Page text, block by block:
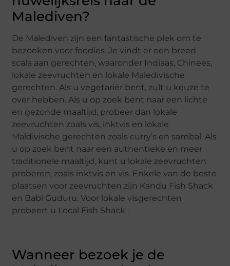
Malediven?
De Malediven zijn een fantastische plek om te
bezoeken voor foodies. Je vindt er een breed
scala aan gerechten, waaronder Indiaas, Chinees,
lokale zeevruchten en lokale Maledivische
gerechten. Als u vegetariër bent, zult u keuze te
over hebben. Als u op zoek bent naar een lichte
en gezonde maaltijd, probeer dan lokale
zeevruchten zoals vis, inktvis en lokale
Maldivische gerechten zoals curry’s en sambal. Als
u op zoek bent naar een authentieke en meer
traditionele maaltijd, kunt u lokale zeevruchten
proberen, zoals inktvis en vis. Enkele van de beste
plaatsen voor zeevruchten zijn Kandu Fish Shack
en Babi Guduru. Voor lokale visgerechten
probeert u Local Fish Shack .
Wanneer bezoek je de